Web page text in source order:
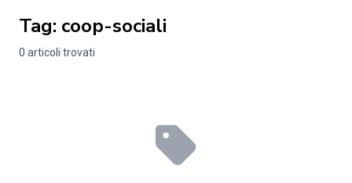
Tag: coop-sociali
0 articoli trovati